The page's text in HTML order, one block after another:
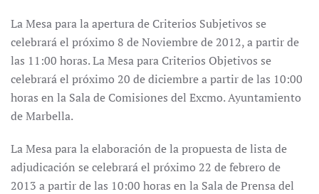
La Mesa para la apertura de Criterios Subjetivos se
celebrará el próximo 8 de Noviembre de 2012, a partir de
las 11:00 horas. La Mesa para Criterios Objetivos se
celebrará el próximo 20 de diciembre a partir de las 10:00
horas en la Sala de Comisiones del Excmo. Ayuntamiento
de Marbella.
La Mesa para la elaboración de la propuesta de lista de
adjudicación se celebrará el próximo 22 de febrero de
2013 a partir de las 10:00 horas en la Sala de Prensa del